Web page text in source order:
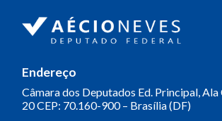
Endereço
Câmara dos Deputados Ed. Principal,
20CEP: 70.160-900 – Brasília (DF)